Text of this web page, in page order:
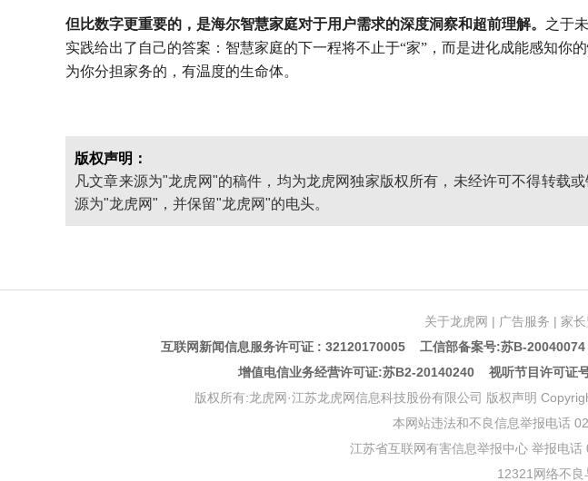
但比数字更重要的，是海尔智慧家庭对于用户需求的深度洞察和超前理解。 之于
实践给出了自己的答案：智慧家庭的下一程将不止于“家”，而是进化成能感知你
为你分担家务的，有温度的生命体。
版权声明：
凡文章来源为"龙虎网"的稿件，均为龙虎网独家版权所有，未经许可不得转载
源为"龙虎网"，并保留"龙虎网"的电头。
关于龙虎网 | 广告服务 | 家
互联网新闻信息服务许可证 : 32120170005 工信部备案号:苏B-
增值电信业务经营许可证:苏B2-20140240 视听节目许可证
版权所有:龙虎网·江苏龙虎网信息科技股份有限公司 版权声明
本网站违法和不良信息举报电话
江苏省互联网有害信息举报中心 举报电
12321网络不